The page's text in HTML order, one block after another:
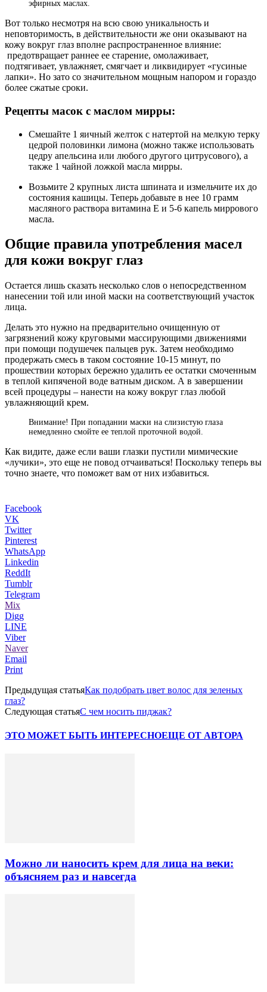
эфирных маслах.
Вот только несмотря на всю свою уникальность и
неповторимость, в действительности же они оказывают на
кожу вокруг глаз вполне распространенное влияние:
предотвращает раннее ее старение, омолаживает,
подтягивает, увлажняет, смягчает и ликвидирует «гусиные
лапки». Но зато со значительном мощным напором и гораздо
более сжатые сроки.
Рецепты масок с маслом мирры:
Смешайте 1 яичный желток с натертой на мелкую терку
цедрой половинки лимона (можно также использовать
цедру апельсина или любого другого цитрусового), а
также 1 чайной ложкой масла мирры.
Возьмите 2 крупных листа шпината и измельчите их до
состояния кашицы. Теперь добавьте в нее 10 грамм
масляного раствора витамина Е и 5-6 капель миррового
масла.
Общие правила употребления масел
для кожи вокруг глаз
Остается лишь сказать несколько слов о непосредственном
нанесении той или иной маски на соответствующий участок
лица.
Делать это нужно на предварительно очищенную от
загрязнений кожу круговыми массирующими движениями
при помощи подушечек пальцев рук. Затем необходимо
продержать смесь в таком состояние 10-15 минут, по
прошествии которых бережно удалить ее остатки смоченным
в теплой кипяченой воде ватным диском. А в завершении
всей процедуры – нанести на кожу вокруг глаз любой
увлажняющий крем.
Внимание! При попадании маски на слизистую глаза
немедленно смойте ее теплой проточной водой.
Как видите, даже если ваши глазки пустили мимические
«лучики», это еще не повод отчаиваться! Поскольку теперь вы
точно знаете, что поможет вам от них избавиться.
Facebook
VK
Twitter
Pinterest
WhatsApp
Linkedin
ReddIt
Tumblr
Telegram
Mix
Digg
LINE
Viber
Naver
Email
Print
Предыдущая статьяКак подобрать цвет волос для зеленых
глаз?
Следующая статьяС чем носить пиджак?
ЭТО МОЖЕТ БЫТЬ ИНТЕРЕСНОЕЩЕ ОТ АВТОРА
Можно ли наносить крем для лица на веки:
объясняем раз и навсегда